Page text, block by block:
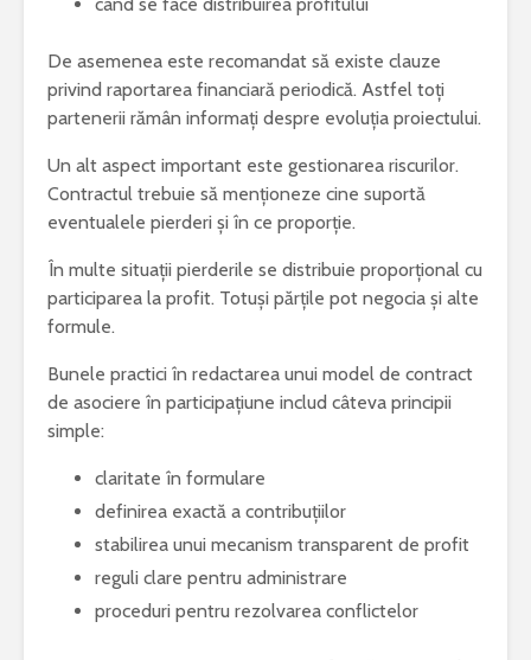
De asemenea este recomandat să existe clauze
privind raportarea financiară periodică. Astfel toți
partenerii rămân informați despre evoluția proiectului.
Un alt aspect important este gestionarea riscurilor.
Contractul trebuie să menționeze cine suportă
eventualele pierderi și în ce proporție.
În multe situații pierderile se distribuie proporțional cu
participarea la profit. Totuși părțile pot negocia și alte
formule.
Bunele practici în redactarea unui model de contract
de asociere în participațiune includ câteva principii
simple:
claritate în formulare
definirea exactă a contribuțiilor
stabilirea unui mecanism transparent de profit
reguli clare pentru administrare
proceduri pentru rezolvarea conflictelor